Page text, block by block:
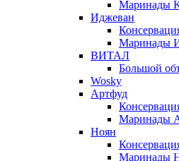
Маринады
Иджеван
Маринады
ВИТАЛ
Большой
Wosky
Артфуд
Маринады
Ноян
Маринады